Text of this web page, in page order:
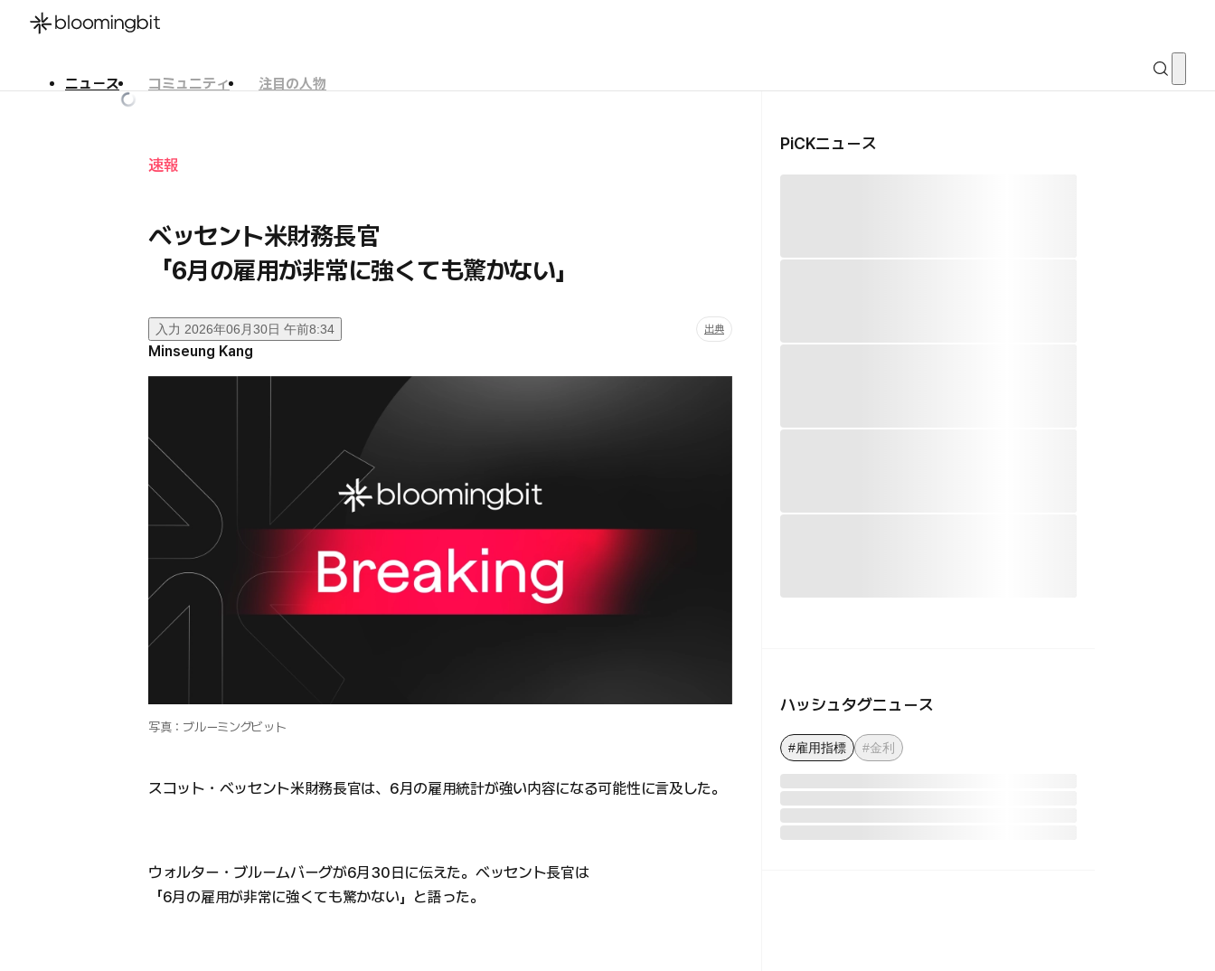
ニュース コミュニティ
注目の人物
速報
ベッセント米財務長官
「6月の雇用が非常に強くても驚かない」
入力 2026年06月30日 午前8:34 出典
Minseung Kang
写真：ブルーミングビット
スコット・ベッセント米財務長官は、6月の雇用統計が強い内容になる可能性に言及した。
ウォルター・ブルームバーグが6月30日に伝えた。ベッセント長官は
「6月の雇用が非常に強くても驚かない」と語った。
PiCKニュース
ハッシュタグニュース
#雇用指標 #金利